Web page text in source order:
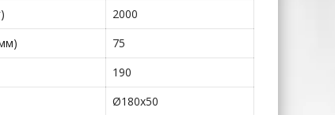
2000
75
190
Ø180х50